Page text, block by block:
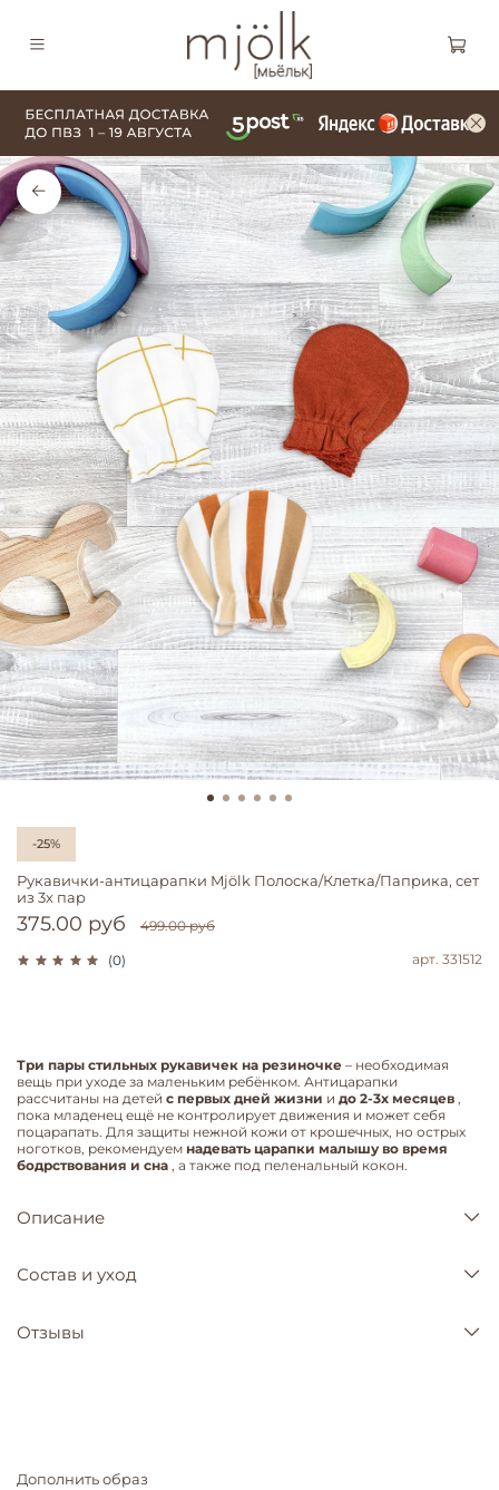
-25%
(0) арт. 331512
Рукавички-антицарапки Mjölk Полоска/Клетка/Паприка, сет
из 3х пар
375.00 руб 499.00 руб
Три пары стильных рукавичек на резиночке – необходимая
вещь при уходе за маленьким ребёнком. Антицарапки
рассчитаны на детей с первых дней жизни и до 2-3х месяцев ,
пока младенец ещё не контролирует движения и может себя
поцарапать. Для защиты нежной кожи от крошечных, но острых
ноготков, рекомендуем надевать царапки малышу во время
бодрствования и сна , а также под пеленальный кокон.
Описание
Состав и уход
Отзывы
Дополнить образ